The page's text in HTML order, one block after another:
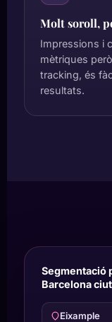
Molt soroll,
Impressions i
mètriques
tracking, és
resultats.
Segmentació
Barcelona
Eixample